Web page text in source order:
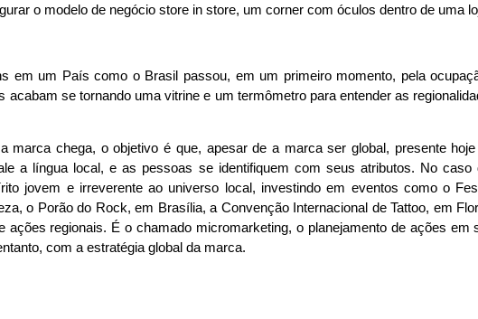
o modelo de negócio store in store, um corner com óculos dentro de uma
em um País como o Brasil passou, em um primeiro momento, pela
acabam se tornando uma vitrine e um termômetro para entender as
marca chega, o objetivo é que, apesar de a marca ser global, presente
a língua local, e as pessoas se identifiquem com seus atributos. No caso
jovem e irreverente ao universo local, investindo em eventos como o
o Porão do Rock, em Brasília, a Convenção Internacional de Tattoo, em
ações regionais. É o chamado micromarketing, o planejamento de ações em
com a estratégia global da marca.